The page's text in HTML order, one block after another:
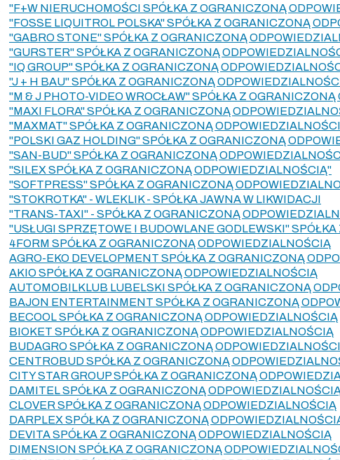
"F+W NIERUCHOMOŚCI SPÓŁKA Z OGRANICZONĄ
"FOSSE LIQUITROL POLSKA" SPÓŁKA Z OGRANICZONĄ
"GABRO STONE" SPÓŁKA Z OGRANICZONĄ
"GURSTER" SPÓŁKA Z OGRANICZONĄ
"IQ GROUP" SPÓŁKA Z OGRANICZONĄ
"J + H BAU" SPÓŁKA Z OGRANICZONĄ
"M & J PHOTO-VIDEO WROCŁAW" SPÓŁKA Z
"MAXI FLORA" SPÓŁKA Z OGRANICZONĄ
"MAXMAT" SPÓŁKA Z OGRANICZONĄ
"POLSKI GAZ HOLDING" SPÓŁKA Z OGRANICZONĄ
"SAN-BUD" SPÓŁKA Z OGRANICZONĄ
"SILEX SPÓŁKA Z OGRANICZONĄ ODPOWIEDZIALNOŚCIĄ"
"SOFTPRESS" SPÓŁKA Z OGRANICZONĄ
"STOKROTKA" - WLEKLIK - SPÓŁKA JAWNA W LIKWIDACJI
"TRANS-TAXI" - SPÓŁKA Z OGRANICZONĄ
"USŁUGI SPRZĘTOWE I BUDOWLANE GODLEWSKI"
4FORM SPÓŁKA Z OGRANICZONĄ ODPOWIEDZIALNOŚCIĄ
AGRO-EKO DEVELOPMENT SPÓŁKA Z OGRANICZONĄ
AKIO SPÓŁKA Z OGRANICZONĄ ODPOWIEDZIALNOŚCIĄ
AUTOMOBILKLUB LUBELSKI SPÓŁKA Z OGRANICZONĄ
BAJON ENTERTAINMENT SPÓŁKA Z OGRANICZONĄ
BECOOL SPÓŁKA Z OGRANICZONĄ ODPOWIEDZIALNOŚCIĄ
BIOKET SPÓŁKA Z OGRANICZONĄ ODPOWIEDZIALNOŚCIĄ
BUDAGRO SPÓŁKA Z OGRANICZONĄ
CENTROBUD SPÓŁKA Z OGRANICZONĄ
CITY STAR GROUP SPÓŁKA Z OGRANICZONĄ
DAMITEL SPÓŁKA Z OGRANICZONĄ
CLOVER SPÓŁKA Z OGRANICZONĄ ODPOWIEDZIALNOŚCIĄ
DARPLEX SPÓŁKA Z OGRANICZONĄ
DEVITA SPÓŁKA Z OGRANICZONĄ ODPOWIEDZIALNOŚCIĄ
DIMENSION SPÓŁKA Z OGRANICZONĄ